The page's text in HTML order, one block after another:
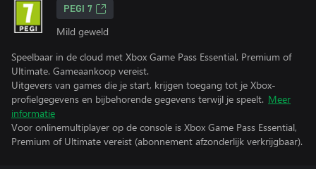
PEGI 7
Mild geweld
Speelbaar in de cloud met Xbox Game Pass Essential, Premium of
Ultimate. Gameaankoop vereist.
Uitgevers van games die je start, krijgen toegang tot je Xbox-
profielgegevens en bijbehorende gegevens terwijl je speelt. Meer
informatie
Voor onlinemultiplayer op de console is Xbox Game Pass Essential,
Premium of Ultimate vereist (abonnement afzonderlijk verkrijgbaar).